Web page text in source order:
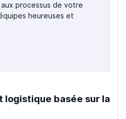
aux processus de votre
heureuses et
logistique basée sur la